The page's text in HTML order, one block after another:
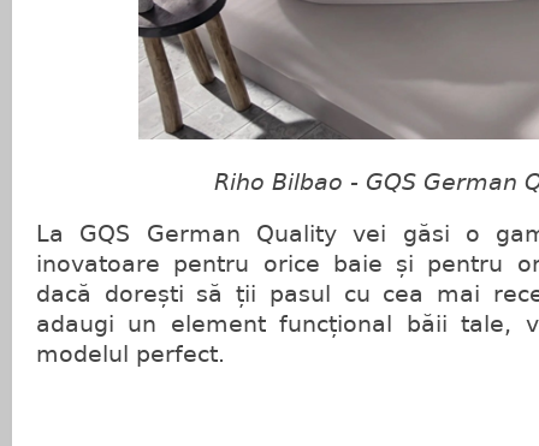
Riho Bilbao - GQS German
La GQS German Quality vei găsi o
inovatoare pentru orice baie și pentru
dacă dorești să ții pasul cu cea mai
adaugi un element funcțional băii tale,
modelul perfect.